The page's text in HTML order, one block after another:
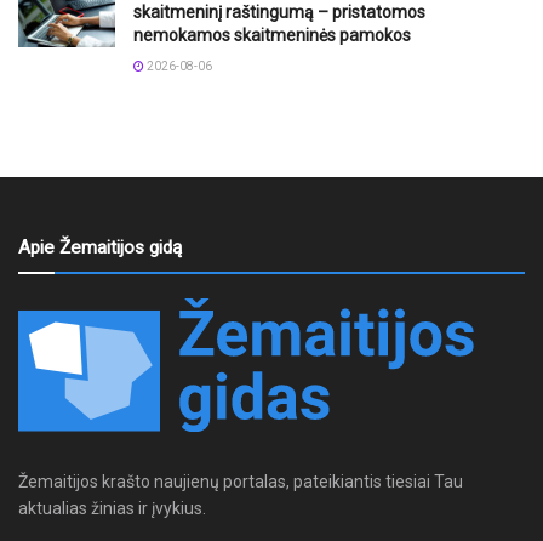
skaitmeninį raštingumą – pristatomos
nemokamos skaitmeninės pamokos
2026-08-06
Apie Žemaitijos gidą
Žemaitijos krašto naujienų portalas, pateikiantis tiesiai Tau
aktualias žinias ir įvykius.